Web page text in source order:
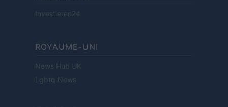
Investieren24
ROYAUME-UNI
News Hub UK
Lgbtq News